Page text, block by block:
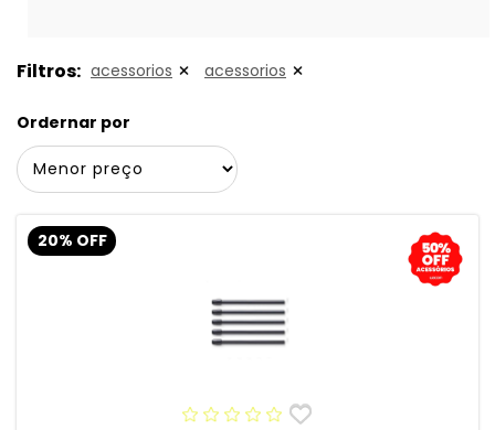
Filtros: acessorios acessorios
Ordernar por
20% OFF